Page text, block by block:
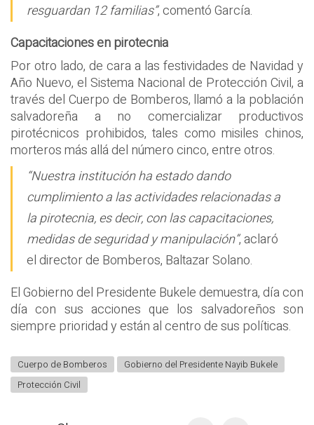
resguardan 12 familias”, comentó García.
Capacitaciones en pirotecnia
Por otro lado, de cara a las festividades de Navidad y
Año Nuevo, el Sistema Nacional de Protección Civil, a
través del Cuerpo de Bomberos, llamó a la población
salvadoreña a no comercializar productivos
pirotécnicos prohibidos, tales como misiles chinos,
morteros más allá del número cinco, entre otros.
“Nuestra institución ha estado dando
cumplimiento a las actividades relacionadas a
la pirotecnia, es decir, con las capacitaciones,
medidas de seguridad y manipulación”, aclaró
el director de Bomberos, Baltazar Solano.
El Gobierno del Presidente Bukele demuestra, día con
día con sus acciones que los salvadoreños son
siempre prioridad y están al centro de sus políticas.
Cuerpo de Bomberos
Gobierno del Presidente Nayib Bukele
Protección Civil